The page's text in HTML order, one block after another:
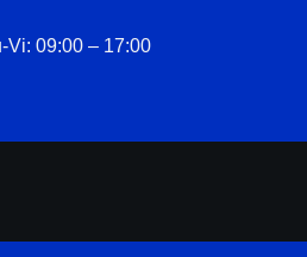
Vi: 09:00 – 17:00